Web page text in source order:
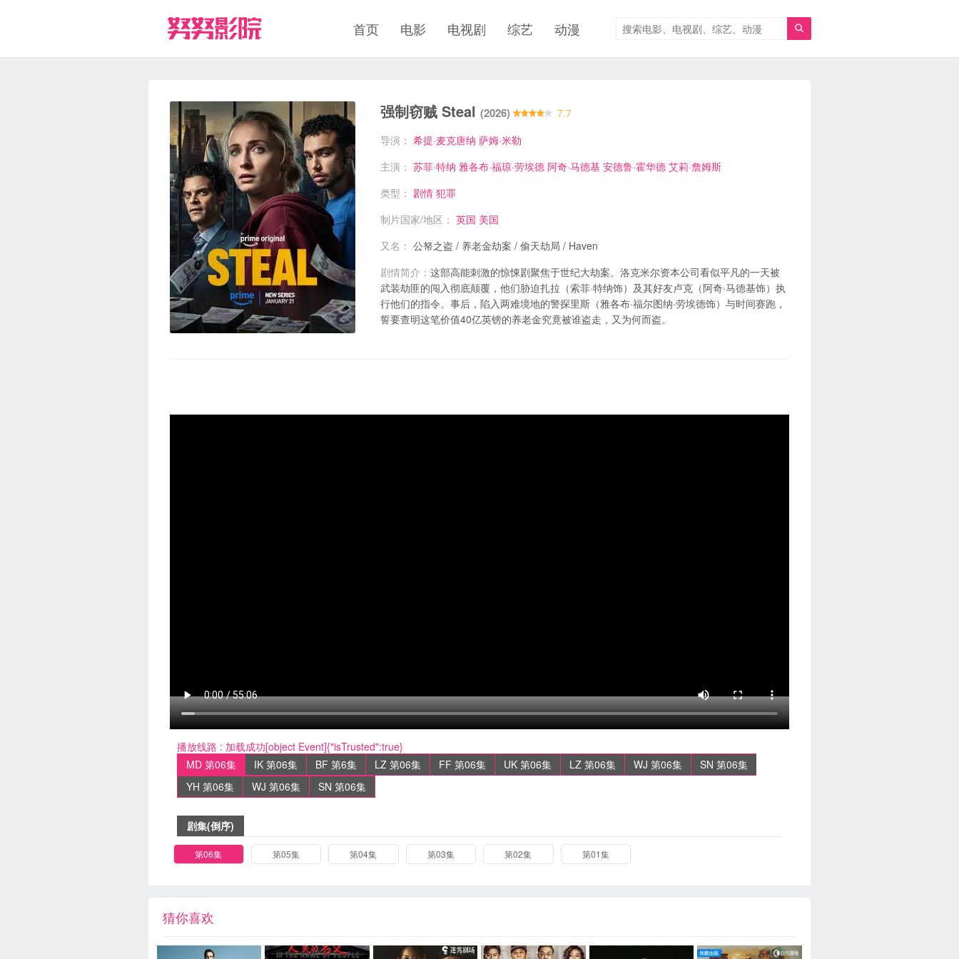

首页 电影 电视剧 综艺 动漫
强制窃贼 Steal (2026)
7.7
导演： 希提·麦克唐纳 萨姆·米勒
主演： 苏菲·特纳 雅各布·福琼·劳埃德 阿奇·马德基 安德鲁·霍华德 艾莉·詹姆斯
类型： 剧情 犯罪
制片国家/地区： 英国 美国
又名： 公帑之盗 / 养老金劫案 / 偷天劫局 / Haven
剧情简介： 这部高能刺激的惊悚剧聚焦于世纪大劫案。洛克米尔资本公司看似平凡的一天被
武装劫匪的闯入彻底颠覆，他们胁迫扎拉（索菲·特纳饰）及其好友卢克（阿奇·马德基饰）执
行他们的指令。事后，陷入两难境地的警探里斯（雅各布·福尔图纳·劳埃德饰）与时间赛跑，
誓要查明这笔价值40亿英镑的养老金究竟被谁盗走，又为何而盗。
播放线路 : 加载成功[object Event]{"isTrusted":true}
MD 第06集
IK 第06集 BF 第6集 LZ 第06集 FF 第06集 UK 第06集 LZ 第06集 WJ 第06集
SN 第06集
YH 第06集
WJ 第06集 SN 第06集
剧集(倒序)
第06集 第05集 第04集 第03集 第02集 第01集
猜你喜欢